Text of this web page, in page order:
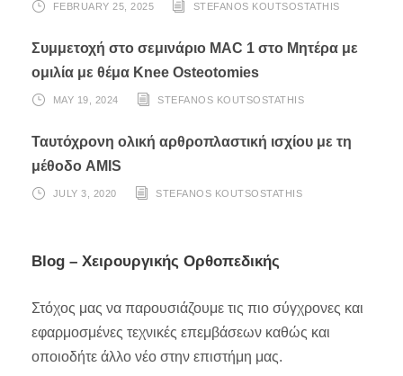
FEBRUARY 25, 2025 STEFANOS KOUTSOSTATHIS
Συμμετοχή στο σεμινάριο MAC 1 στο Μητέρα με
ομιλία με θέμα Knee Osteotomies
MAY 19, 2024 STEFANOS KOUTSOSTATHIS
Ταυτόχρονη ολική αρθροπλαστική ισχίου με τη
μέθοδο AMIS
JULY 3, 2020 STEFANOS KOUTSOSTATHIS
Blog – Χειρουργικής Ορθοπεδικής
Στόχος μας να παρουσιάζουμε τις πιο σύγχρονες και
εφαρμοσμένες τεχνικές επεμβάσεων καθώς και
οποιοδήτε άλλο νέο στην επιστήμη μας.